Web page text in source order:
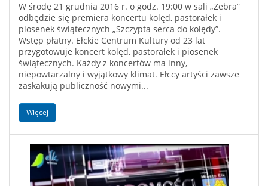
W środę 21 grudnia 2016 r. o godz. 19:00 w sali „Zebra”
odbędzie się premiera koncertu kolęd, pastorałek i
piosenek świątecznych „Szczypta serca do kolędy”.
Wstęp płatny. Ełckie Centrum Kultury od 23 lat
przygotowuje koncert kolęd, pastorałek i piosenek
świątecznych. Każdy z koncertów ma inny,
niepowtarzalny i wyjątkowy klimat. Ełccy artyści zawsze
zaskakują publiczność nowymi...
Więcej